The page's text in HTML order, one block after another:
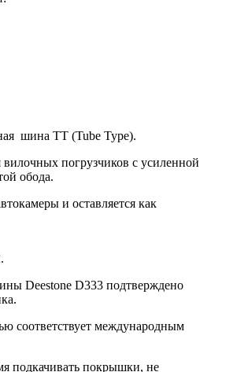
шина ТТ (Tube Type).
погрузчиков с усиленной
обода.
и оставляется как
Deestone D333 подтверждено
соответствует международным
подкачивать покрышки, не